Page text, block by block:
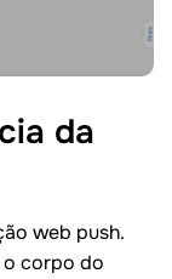
da
web push.
corpo do